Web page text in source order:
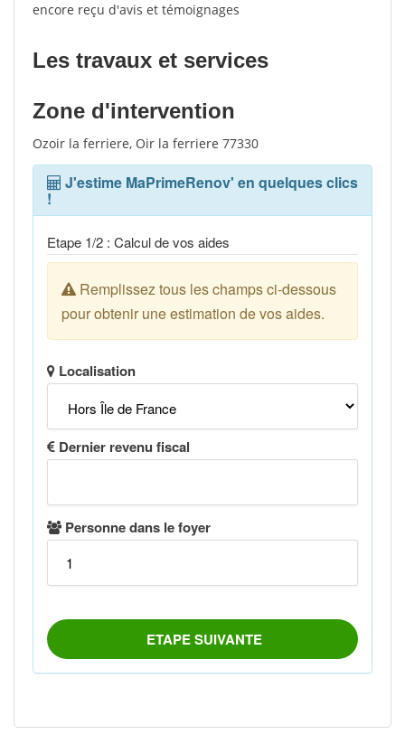
encore reçu d'avis et témoignages
Les travaux et services
Zone d'intervention
Ozoir la ferriere, Oir la ferriere 77330